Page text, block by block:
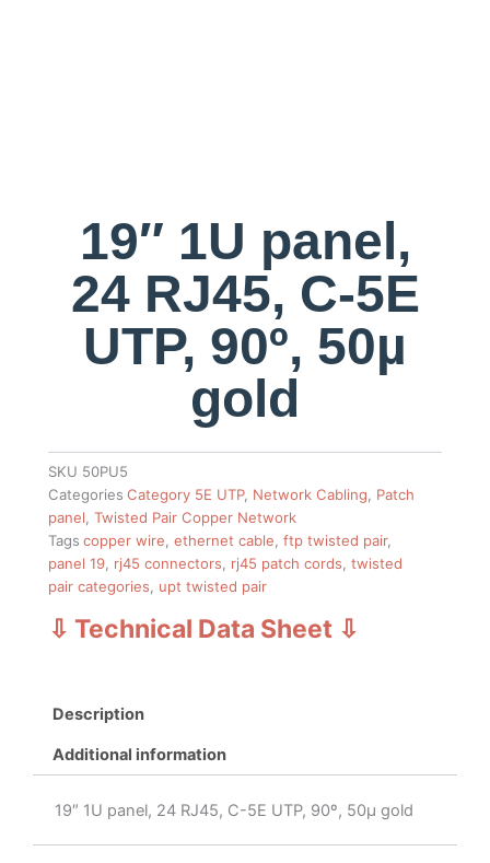
19″ 1U panel,
24 RJ45, C-5E
UTP, 90º, 50µ
gold
SKU 50PU5
Categories Category 5E UTP, Network Cabling
Patch
panel ,Twisted Pair Copper Network
Tags copper wire ,ethernet cable ,ftp twisted pair,
panel 19 rj45 connectors rj45 patch cords ,twisted
pair categories
upt twisted pair
⇩ Technical Data Sheet ⇩
Description
Additional information
19″ 1U panel, 24 RJ45, C-5E UTP, 90º, 50µ gold